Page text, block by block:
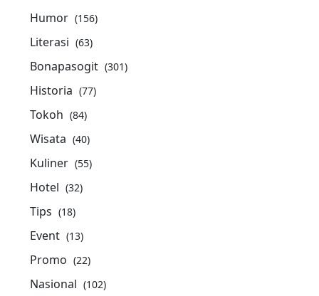
Humor (156)
Literasi (63)
Bonapasogit (301)
Historia (77)
Tokoh (84)
Wisata (40)
Kuliner (55)
Hotel (32)
Tips (18)
Event (13)
Promo (22)
Nasional (102)